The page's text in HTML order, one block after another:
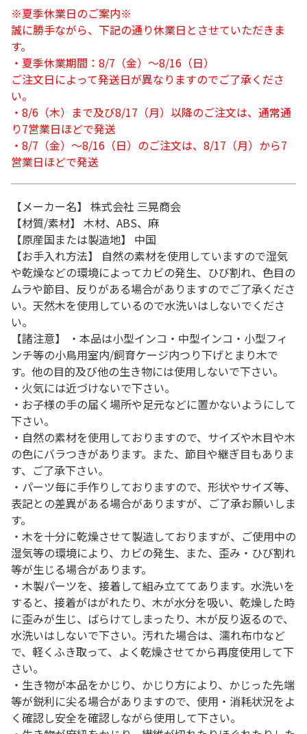
※夏季休業日のご案内※
誠に勝手ながら、下記の通り休業日とさせていただきま
す。
・夏季休業期間：8/7（金）～8/16（日）
ご注文日によって発送日が異なりますのでご了承くださ
い。
・8/6（木）まで及び8/17（月）以降のご注文は、通常通
り7営業日ほどで発送
・8/7（金）～8/16（日）のご注文は、8/17（月）から7
営業日ほどで発送
【メーカー名】 株式会社 三晃商会
【材質/素材】 木材、ABS、麻
【原産国または製造地】 中国
【お手入れ方法】 自然の素材を使用していますので湿気
や乾燥などの環境によってカビの発生、ひび割れ、色目の
ムラや節目、反りがある場合がありますのでご了承くださ
い。天然木を使用しているので水洗いはしないでくださ
い。
【諸注意】 ・本品は小型インコ・中型インコ・小型フィ
ンチ等の小鳥用室内/飼育ケージ内つり下げとまり木で
す。他の目的及び他の生き物には使用しないで下さい。
・火気には近づけないで下さい。
・お子様の手の届く場所や足元などに置かないようにして
下さい。
・自然の素材を使用しておりますので、サイズや木目や木
の色にバラつきがあります。また、節目や継ぎ目もありま
す、ご了承下さい。
・パーツ毎に手作りしておりますので、形状やサイズ等、
表記との差異がある場合がありますが、ご了承お願いしま
す。
・木を十分に乾燥させて製造しておりますが、ご使用中の
湿気等の環境により、カビの発生、また、歪み・ひび割れ
等が生じる場合があります。
・木製パーツを、接着して組み立ててあります。水洗いを
すると、接着がはがれたり、木が水分を吸い、乾燥した時
に歪みが生じ、ばらけてしまったり、木が反り返るので、
水洗いはしないで下さい。汚れた場合は、濡れ布巾など
で、軽くふき取って、よく乾燥させてから再度使用して下
さい。
・生き物が本品をかじり、かじり方により、かじった先端
等が鋭利に尖る場合がありますので、使用・消耗状況をよ
く確認し安全を確認しながら使用して下さい。